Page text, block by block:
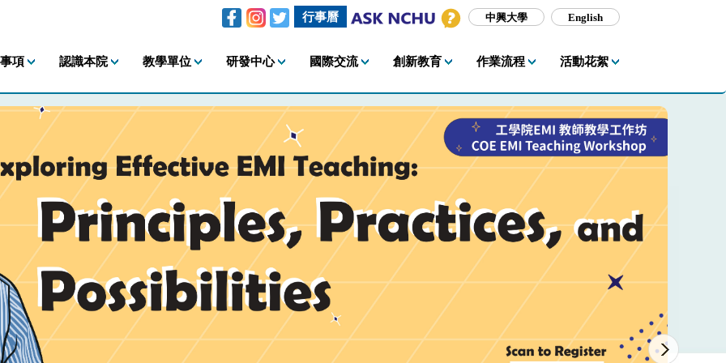
行事曆 中興大學 English
項 認識本院 教學單位 研發中心 國際交流 創新教育 作業流程 活動花絮